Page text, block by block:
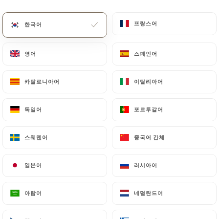
한국어 프랑스어
영어 스페인어
카탈로니아어 이탈리아어
독일어 포르투갈어
스웨덴어 중국어 간체
일본어 러시아어
아랍어 네덜란드어
홈 연락처
연락처
한국어 프랑스어
영어 스페인어
카탈로니아어 이탈리아어
독일어 포르투갈어
스웨덴어 중국어 간체
일본어 러시아어
아랍어 네덜란드어